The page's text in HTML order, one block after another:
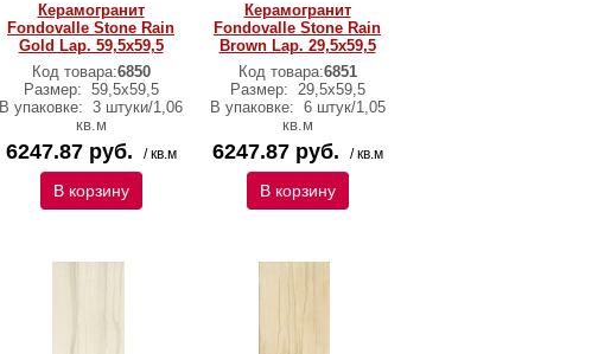
Керамогранит
Fondovalle Stone Rain
Gold Lap. 59,5x59,5
Код товара:6850
Размер: 59,5х59,5
В упаковке: 3 штуки/1,06
кв.м
6247.87 руб. / кв.м
В корзину
Керамогранит
Fondovalle Stone Rain
Brown Lap. 29,5x59,5
Код товара:6851
Размер: 29,5х59,5
В упаковке: 6 штук/1,05
кв.м
6247.87 руб. / кв.м
В корзину